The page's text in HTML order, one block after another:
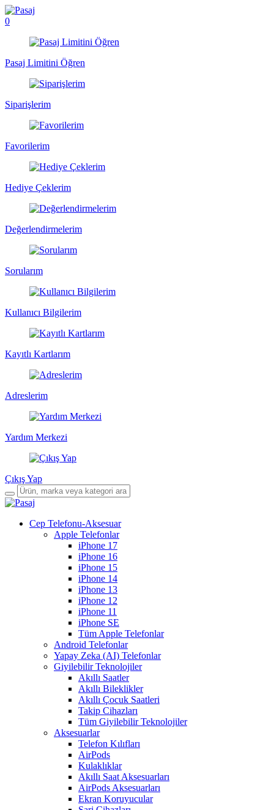
0
Pasaj Limitini Öğren
Siparişlerim
Favorilerim
Hediye Çeklerim
Değerlendirmelerim
Sorularım
Kullanıcı Bilgilerim
Kayıtlı Kartlarım
Adreslerim
Yardım Merkezi
Çıkış Yap
Cep Telefonu-Aksesuar
Apple Telefonlar
iPhone 17
iPhone 16
iPhone 15
iPhone 14
iPhone 13
iPhone 12
iPhone 11
iPhone SE
Tüm Apple Telefonlar
Android Telefonlar
Yapay Zeka (AI) Telefonlar
Giyilebilir Teknolojiler
Akıllı Saatler
Akıllı Bileklikler
Akıllı Çocuk Saatleri
Takip Cihazları
Tüm Giyilebilir Teknolojiler
Aksesuarlar
Telefon Kılıfları
AirPods
Kulaklıklar
Akıllı Saat Aksesuarları
AirPods Aksesuarları
Ekran Koruyucular